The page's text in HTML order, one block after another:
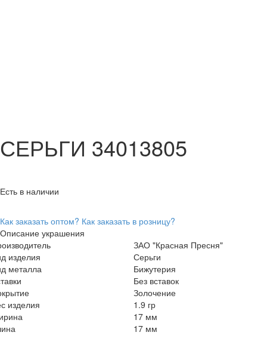
СЕРЬГИ 34013805
Есть в наличии
Как заказать оптом? Как заказать в розницу?
Описание украшения
ЗАО "Красная Пресня"
изделия
Серьги
металла
Бижутерия
Без вставок
Золочение
изделия
1.9 гр
17 мм
17 мм